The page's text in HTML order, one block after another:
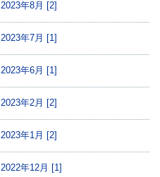
2023年8月 [2]
2023年7月 [1]
2023年6月 [1]
2023年2月 [2]
2023年1月 [2]
2022年12月 [1]